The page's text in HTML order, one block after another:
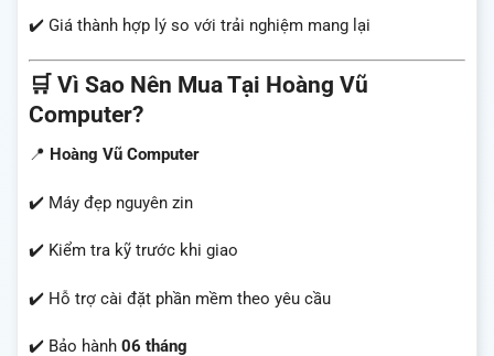
✔️ Giá thành hợp lý so với trải nghiệm mang lại
🛒 Vì Sao Nên Mua Tại Hoàng Vũ
Computer?
📍 Hoàng Vũ Computer
✔️ Máy đẹp nguyên zin
✔️ Kiểm tra kỹ trước khi giao
✔️ Hỗ trợ cài đặt phần mềm theo yêu cầu
✔️ Bảo hành 06 tháng